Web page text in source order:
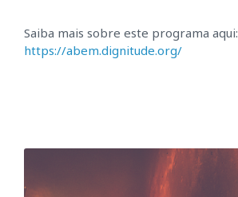
Saiba mais sobre este programa aqui:
https://abem.dignitude.org/